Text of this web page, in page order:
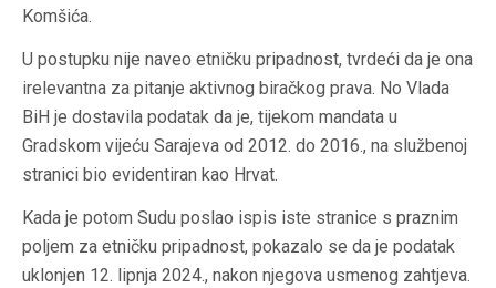
Komšića.
U postupku nije naveo etničku pripadnost, tvrdeći da je ona
irelevantna za pitanje aktivnog biračkog prava. No Vlada
BiH je dostavila podatak da je, tijekom mandata u
Gradskom vijeću Sarajeva od 2012. do 2016., na službenoj
stranici bio evidentiran kao Hrvat.
Kada je potom Sudu poslao ispis iste stranice s praznim
poljem za etničku pripadnost, pokazalo se da je podatak
uklonjen 12. lipnja 2024., nakon njegova usmenog zahtjeva.